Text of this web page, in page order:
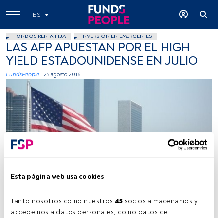
Esta página web usa cookies
Tanto nosotros como nuestros 45 socios almacenamos y
accedemos a datos personales, como datos de
ES
FONDOS RENTA FIJA INVERSIÓN EN EMERGENTES
LAS AFP APUESTAN POR EL HIGH
YIELD ESTADOUNIDENSE EN JULIO
FundsPeople . 25 agosto 2016
Tiempo lectura:1 min.